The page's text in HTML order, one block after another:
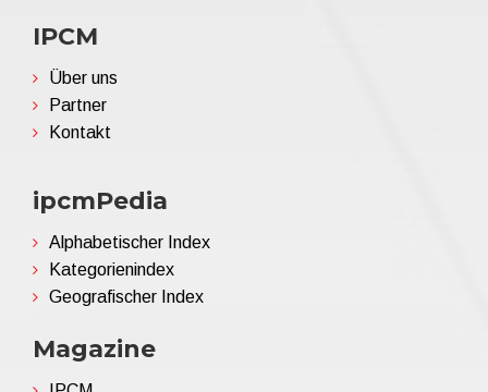
IPCM
Über uns
Partner
Kontakt
ipcmPedia
Alphabetischer Index
Kategorienindex
Geografischer Index
Magazine